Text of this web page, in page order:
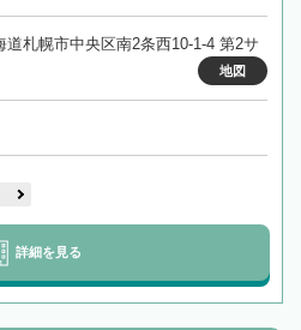
道札幌市中央区南2条西10-1-4 第2サ
地図
詳細を見る